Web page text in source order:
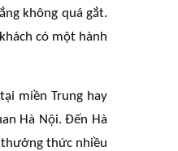
không quá gắt.
có một hành
miền Trung hay
Hà Nội. Đến Hà
thưởng thức nhiều